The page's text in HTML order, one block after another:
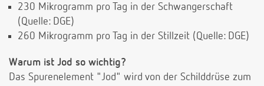
230 Mikrogramm pro Tag in der Schwangerschaft
(Quelle: DGE)
260 Mikrogramm pro Tag in der Stillzeit (Quelle: DGE)
Warum ist Jod so wichtig?
Das Spurenelement "Jod" wird von der Schilddrüse zum